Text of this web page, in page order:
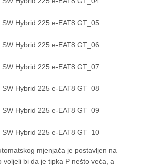
Hybrid 225 e-EAT8 GT_05
Hybrid 225 e-EAT8 GT_06
Hybrid 225 e-EAT8 GT_07
Hybrid 225 e-EAT8 GT_08
Hybrid 225 e-EAT8 GT_09
Hybrid 225 e-EAT8 GT_10
mjenjača je postavljen na
voljeli bi da je tipka P nešto veća, a